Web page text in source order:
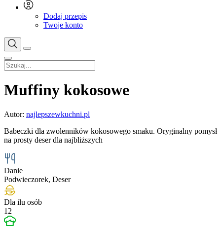
Dodaj przepis
Twoje konto
Muffiny kokosowe
Autor: najlepszewkuchni.pl
Babeczki dla zwolenników kokosowego smaku. Oryginalny pomysł
na prosty deser dla najbliższych
Danie
Podwieczorek, Deser
Dla ilu osób
12